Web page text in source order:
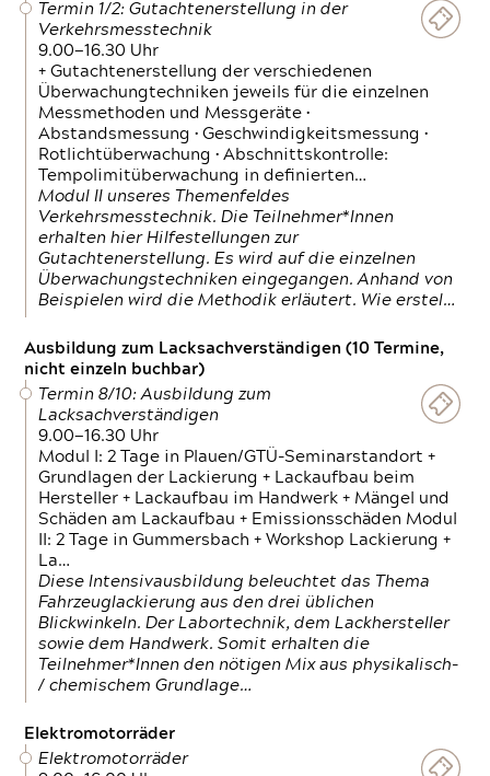
Termin 1/2: Gutachtenerstellung in der
Verkehrsmesstechnik
9.00—16.30 Uhr
+ Gutachtenerstellung der verschiedenen
Überwachungtechniken jeweils für die einzelnen
Messmethoden und Messgeräte •
Abstandsmessung • Geschwindigkeitsmessung •
Rotlichtüberwachung • Abschnittskontrolle:
Tempolimitüberwachung in definierten…
Modul II unseres Themenfeldes
Verkehrsmesstechnik. Die Teilnehmer*Innen
erhalten hier Hilfestellungen zur
Gutachtenerstellung. Es wird auf die einzelnen
Überwachungstechniken eingegangen. Anhand von
Beispielen wird die Methodik erläutert. Wie erstel…
Ausbildung zum Lacksachverständigen (10 Termine,
nicht einzeln buchbar)
Termin 8/10: Ausbildung zum
Lacksachverständigen
9.00—16.30 Uhr
Modul I: 2 Tage in Plauen/GTÜ-Seminarstandort +
Grundlagen der Lackierung + Lackaufbau beim
Hersteller + Lackaufbau im Handwerk + Mängel und
Schäden am Lackaufbau + Emissionsschäden Modul
II: 2 Tage in Gummersbach + Workshop Lackierung +
La…
Diese Intensivausbildung beleuchtet das Thema
Fahrzeuglackierung aus den drei üblichen
Blickwinkeln. Der Labortechnik, dem Lackhersteller
sowie dem Handwerk. Somit erhalten die
Teilnehmer*Innen den nötigen Mix aus physikalisch-
/ chemischem Grundlage…
Elektromotorräder
Elektromotorräder